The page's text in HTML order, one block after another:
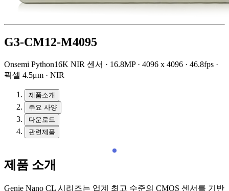
G3-CM12-M4095
Onsemi Python16K NIR 센서 · 16.8MP · 4096 x 4096 · 46.8fps ·
픽셀 4.5μm · NIR
제품소개
주요 사양
다운로드
관련제품
제품 소개
Genie Nano CL 시리즈는 업계 최고 수준의 CMOS 센서를 기반